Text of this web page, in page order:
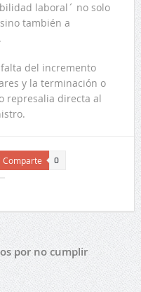
laboral´ no solo
también a
del incremento
y la terminación o
represalia directa al
Comparte 0
por no cumplir